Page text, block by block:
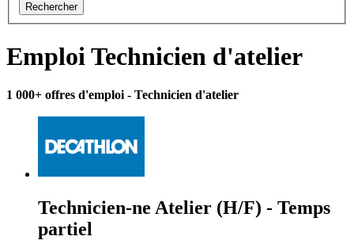
Rechercher
Emploi Technicien d'atelier
1 000+ offres d'emploi - Technicien d'atelier
Technicien-ne Atelier (H/F) - Temps
partiel